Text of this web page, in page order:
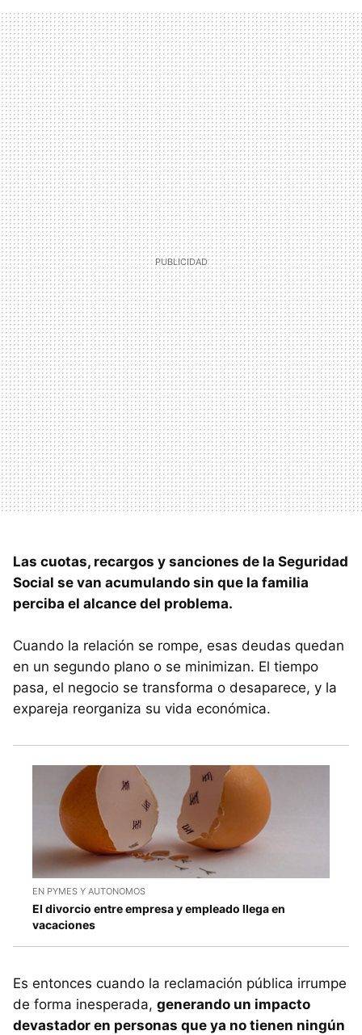
Las cuotas, recargos y sanciones de la Seguridad
Social se van acumulando sin que la familia
perciba el alcance del problema.
Cuando la relación se rompe, esas deudas quedan
en un segundo plano o se minimizan. El tiempo
pasa, el negocio se transforma o desaparece, y la
expareja reorganiza su vida económica.
EN PYMES Y AUTONOMOS
El divorcio entre empresa y empleado llega en
vacaciones
Es entonces cuando la reclamación pública irrumpe
de forma inesperada, generando un impacto
devastador en personas que ya no tienen ningún